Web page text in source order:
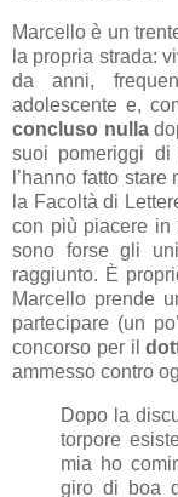
Marcello è un
la propria strada:
da anni,
adolescente e,
concluso nulla
suoi pomeriggi
l’hanno fatto
la Facoltà di
con più piacere in
sono forse gli
raggiunto. È
Marcello prende
partecipare (un
concorso per il
ammesso contro
Dopo la
torpore
mia ho
giro di boa